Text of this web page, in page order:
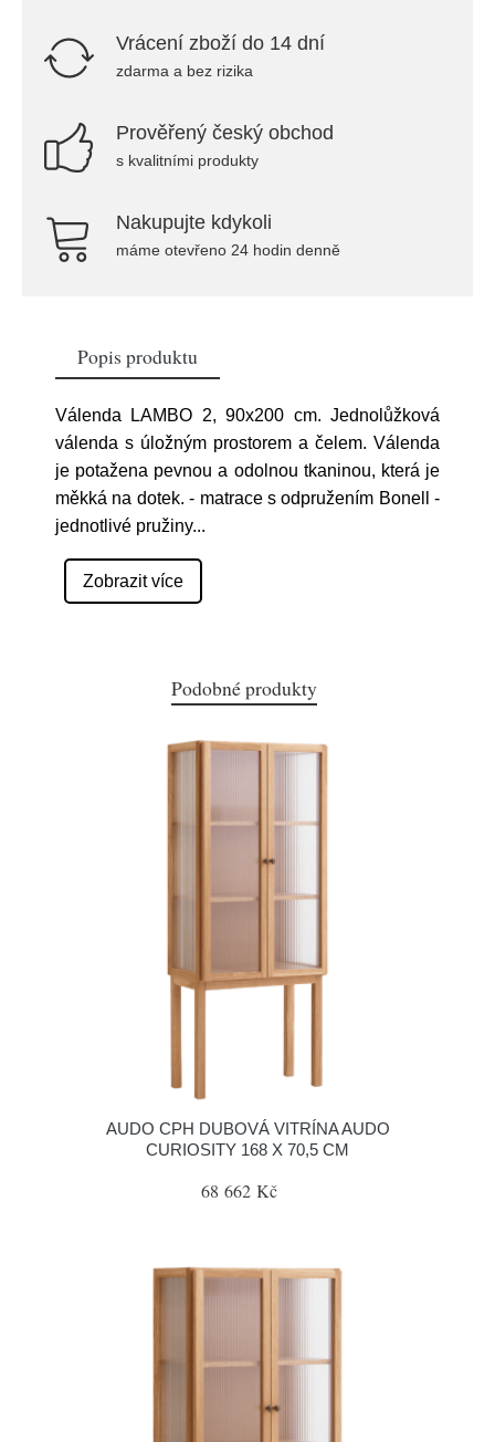
Vrácení zboží do 14 dní
zdarma a bez rizika
Prověřený český obchod
s kvalitními produkty
Nakupujte kdykoli
máme otevřeno 24 hodin denně
Popis produktu
Válenda LAMBO 2, 90x200 cm. Jednolůžková
válenda s úložným prostorem a čelem. Válenda
je potažena pevnou a odolnou tkaninou, která je
měkká na dotek. - matrace s odpružením Bonell -
jednotlivé pružiny...
Zobrazit více
Podobné produkty
AUDO CPH DUBOVÁ VITRÍNA AUDO
CURIOSITY 168 X 70,5 CM
68 662 Kč